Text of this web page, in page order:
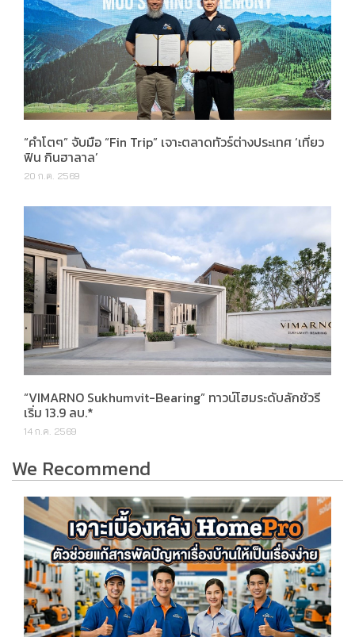
“คำโตๆ” จับมือ “Fin Trip” เจาะตลาดทัวร์ต่างประเทศ ‘เที่ยว
ฟิน กินฮาลาล’
20 ก.ค. 2569
“VIMARNO Sukhumvit-Bearing” ทาวน์โฮมระดับลักชัวรี
เริ่ม 13.9 ลบ.*
14 ก.ค. 2569
We Recommend